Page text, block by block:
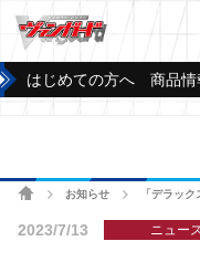
はじめての方へ 商品情
ホームお知らせ 「デラッ
2023/7/13 ニュー